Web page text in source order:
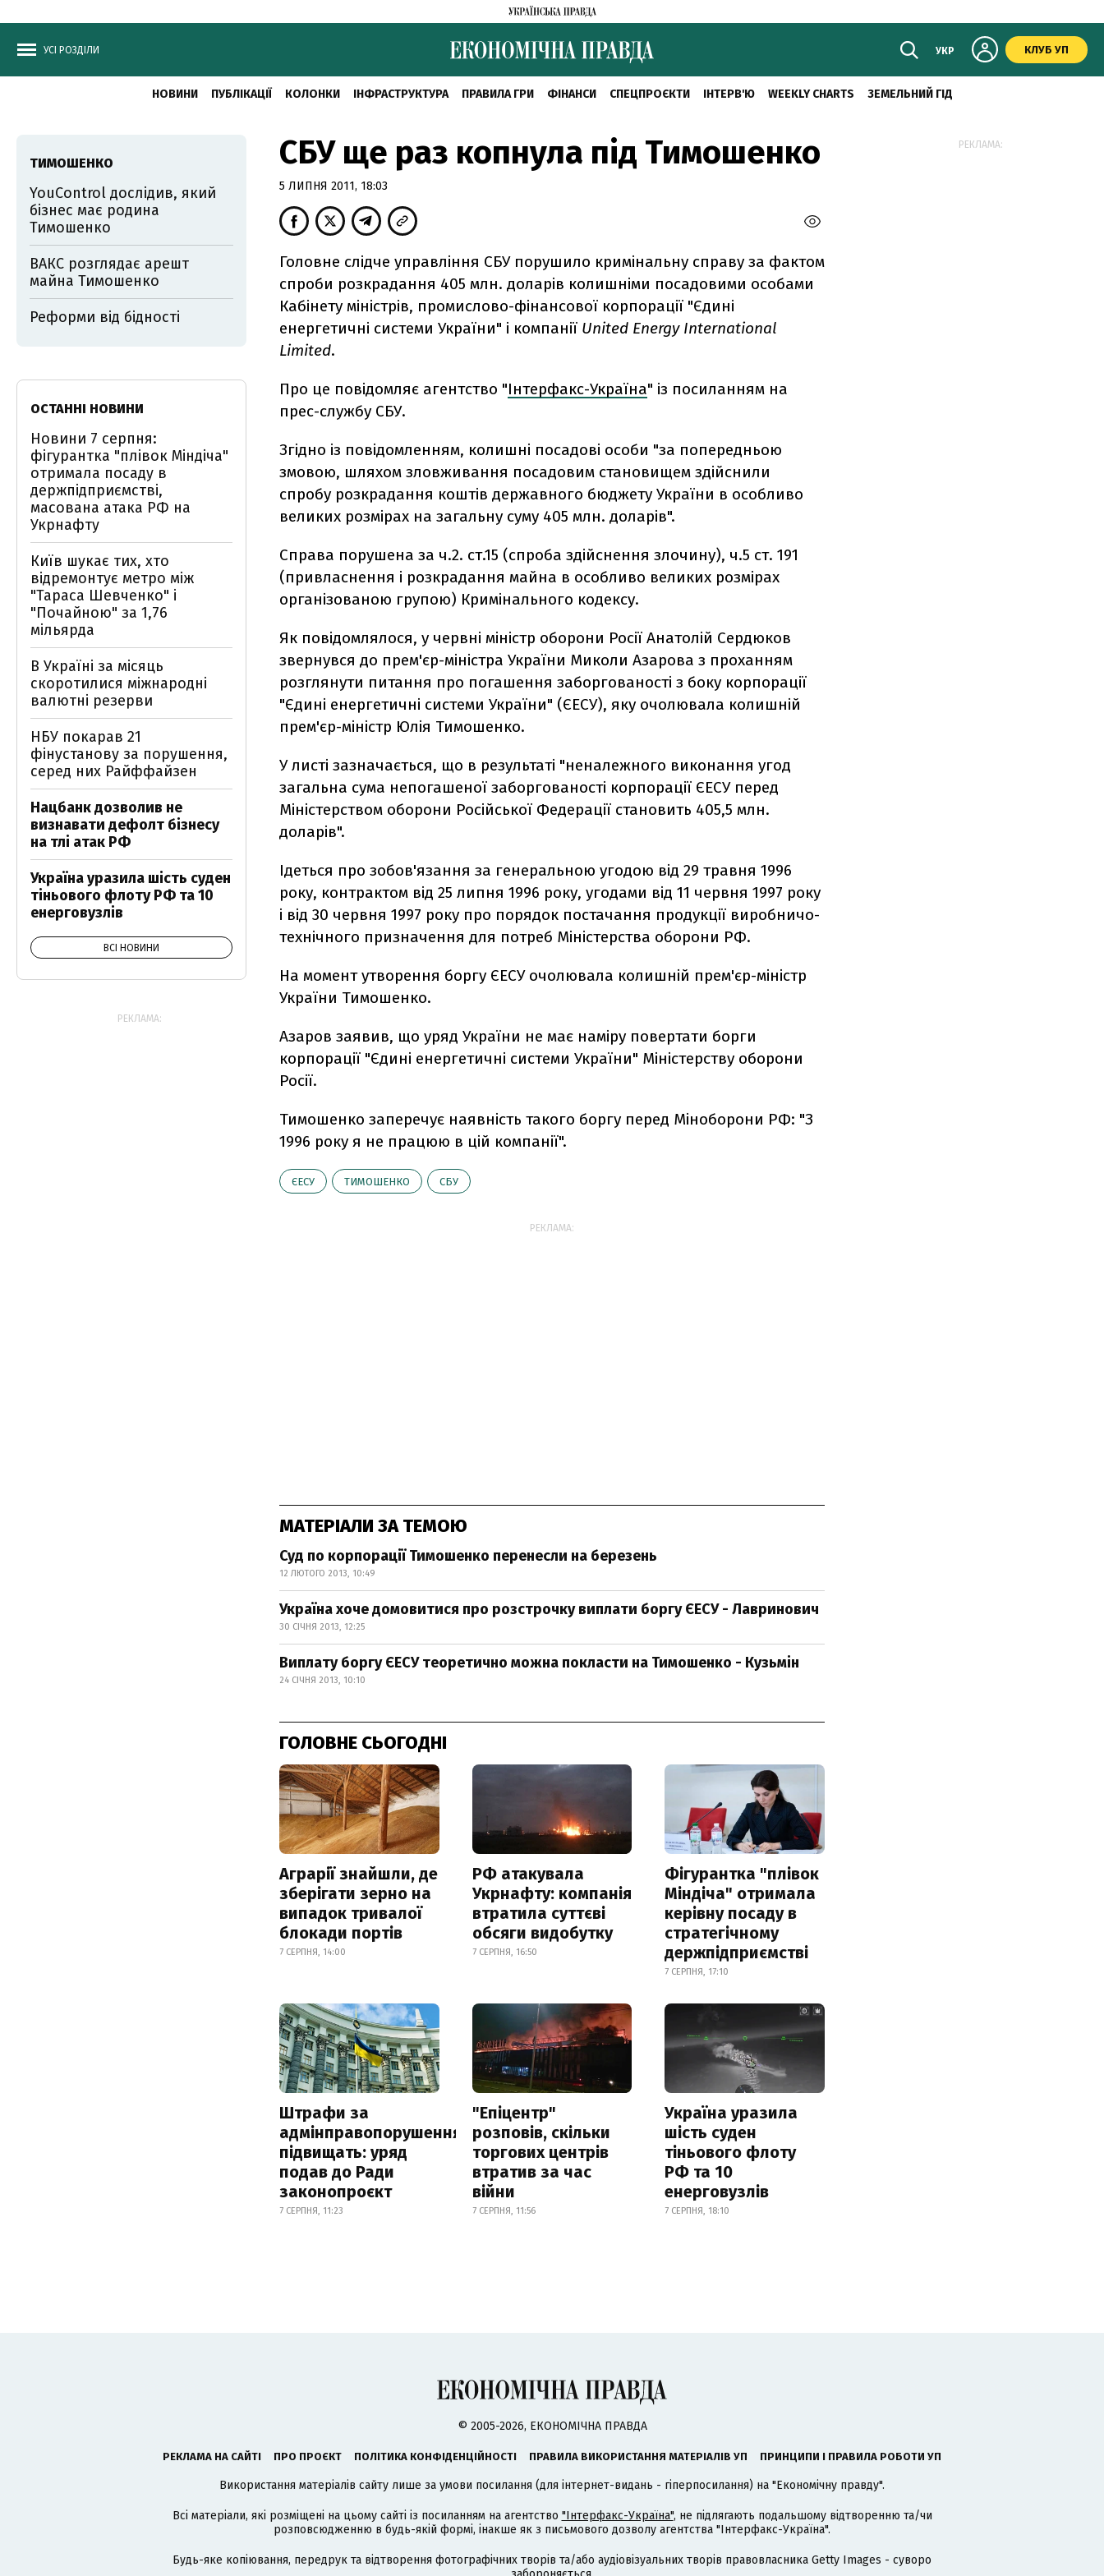
УСІ РОЗДІЛИ УКР КЛУБ УП
НОВИНИ ПУБЛІКАЦІЇ КОЛОНКИ ІНФРАСТРУКТУРА ПРАВИЛА ГРИ ФІНАНСИ СПЕЦПРОЄКТИ ІНТЕРВ'Ю WEEKLY CHARTS ЗЕМЕЛЬНИЙ ГІД
СБУ ще раз копнула під Тимошенко
5 ЛИПНЯ 2011, 18:03
Головне слідче управління СБУ порушило кримінальну справу за фактом
спроби розкрадання 405 млн. доларів колишніми посадовими особами
Кабінету міністрів, промислово-фінансової корпорації "Єдині
енергетичні системи України" і компанії United Energy International
Limited.
Про це повідомляє агентство "Інтерфакс-Україна" із посиланням на
прес-службу СБУ.
Згідно із повідомленням, колишні посадові особи "за попередньою
змовою, шляхом зловживання посадовим становищем здійснили
спробу розкрадання коштів державного бюджету України в особливо
великих розмірах на загальну суму 405 млн. доларів".
Справа порушена за ч.2. ст.15 (спроба здійснення злочину), ч.5 ст. 191
(привласнення і розкрадання майна в особливо великих розмірах
організованою групою) Кримінального кодексу.
Як повідомлялося, у червні міністр оборони Росії Анатолій Сердюков
звернувся до прем'єр-міністра України Миколи Азарова з проханням
розглянути питання про погашення заборгованості з боку корпорації
"Єдині енергетичні системи України" (ЄЕСУ), яку очолювала колишній
прем'єр-міністр Юлія Тимошенко.
У листі зазначається, що в результаті "неналежного виконання угод
загальна сума непогашеної заборгованості корпорації ЄЕСУ перед
Міністерством оборони Російської Федерації становить 405,5 млн.
доларів".
Ідеться про зобов'язання за генеральною угодою від 29 травня 1996
року, контрактом від 25 липня 1996 року, угодами від 11 червня 1997 року
і від 30 червня 1997 року про порядок постачання продукції виробничо-
технічного призначення для потреб Міністерства оборони РФ.
На момент утворення боргу ЄЕСУ очолювала колишній прем'єр-міністр
України Тимошенко.
Азаров заявив, що уряд України не має наміру повертати борги
корпорації "Єдині енергетичні системи України" Міністерству оборони
Росії.
Тимошенко заперечує наявність такого боргу перед Міноборони РФ: "З
1996 року я не працюю в цій компанії".
ЄЕСУ ТИМОШЕНКО СБУ
РЕКЛАМА:
МАТЕРІАЛИ ЗА ТЕМОЮ
Суд по корпорації Тимошенко перенесли на березень
12 ЛЮТОГО 2013, 10:49
Україна хоче домовитися про розстрочку виплати боргу ЄЕСУ - Лавринович
30 СІЧНЯ 2013, 12:25
Виплату боргу ЄЕСУ теоретично можна покласти на Тимошенко - Кузьмін
24 СІЧНЯ 2013, 10:10
ГОЛОВНЕ СЬОГОДНІ
Аграрії знайшли, де
зберігати зерно на
випадок тривалої
блокади портів
7 СЕРПНЯ, 14:00
РФ атакувала
Укрнафту: компанія
втратила суттєві
обсяги видобутку
7 СЕРПНЯ, 16:50
Фігурантка "плівок
Міндіча" отримала
керівну посаду в
стратегічному
держпідприємстві
7 СЕРПНЯ, 17:10
Штрафи за
адмінправопорушення
підвищать: уряд
подав до Ради
законопроєкт
7 СЕРПНЯ, 11:23
"Епіцентр"
розповів, скільки
торгових центрів
втратив за час
війни
7 СЕРПНЯ, 11:56
Україна уразила
шість суден
тіньового флоту
РФ та 10
енерговузлів
7 СЕРПНЯ, 18:10
ТИМОШЕНКО
YouControl дослідив, який
бізнес має родина
Тимошенко
ВАКС розглядає арешт
майна Тимошенко
Реформи від бідності
ОСТАННІ НОВИНИ
Новини 7 серпня:
фігурантка "плівок Міндіча"
отримала посаду в
держпідприємстві,
масована атака РФ на
Укрнафту
Київ шукає тих, хто
відремонтує метро між
"Тараса Шевченко" і
"Почайною" за 1,76
мільярда
В Україні за місяць
скоротилися міжнародні
валютні резерви
НБУ покарав 21
фінустанову за порушення,
серед них Райффайзен
Нацбанк дозволив не
визнавати дефолт бізнесу
на тлі атак РФ
Україна уразила шість суден
тіньового флоту РФ та 10
енерговузлів
ВСІ НОВИНИ
РЕКЛАМА:
РЕКЛАМА:
© 2005-2026, ЕКОНОМІЧНА ПРАВДА
РЕКЛАМА НА САЙТІ ПРО ПРОЄКТ ПОЛІТИКА КОНФІДЕНЦІЙНОСТІ ПРАВИЛА ВИКОРИСТАННЯ МАТЕРІАЛІВ УП ПРИНЦИПИ І ПРАВИЛА РОБОТИ УП
Використання матеріалів сайту лише за умови посилання (для інтернет-видань - гіперпосилання) на "Економічну правду".
Всі матеріали, які розміщені на цьому сайті із посиланням на агентство "Інтерфакс-Україна", не підлягають подальшому відтворенню та/чи
розповсюдженню в будь-якій формі, інакше як з письмового дозволу агентства "Інтерфакс-Україна".
Будь-яке копіювання, передрук та відтворення фотографічних творів та/або аудіовізуальних творів правовласника Getty Images - суворо